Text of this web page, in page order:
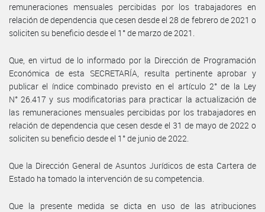
remuneraciones mensuales percibidas por los trabajadores en
relación de dependencia que cesen desde el 28 de febrero de 2021 o
soliciten su beneficio desde el 1° de marzo de 2021.
Que, en virtud de lo informado por la Dirección de Programación
Económica de esta SECRETARÍA, resulta pertinente aprobar y
publicar el índice combinado previsto en el artículo 2° de la Ley
N° 26.417 y sus modificatorias para practicar la actualización de
las remuneraciones mensuales percibidas por los trabajadores en
relación de dependencia que cesen desde el 31 de mayo de 2022 o
soliciten su beneficio desde el 1° de junio de 2022.
Que la Dirección General de Asuntos Jurídicos de esta Cartera de
Estado ha tomado la intervención de su competencia.
Que la presente medida se dicta en uso de las atribuciones